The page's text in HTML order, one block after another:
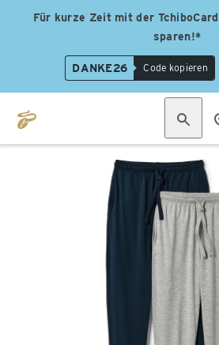
Für kurze Zeit mit der
sparen!*
DANKE26 Code kopieren